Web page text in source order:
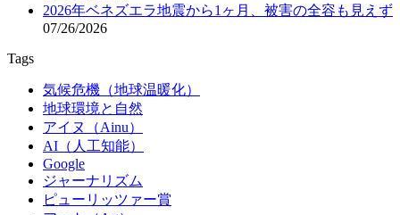
2026年ベネズエラ地震から1ヶ月、被害の全容も見えず
07/26/2026
Tags
気候危機（地球温暖化）
地球環境と自然
アイヌ（Ainu）
AI（人工知能）
Google
ジャーナリズム
ピューリッツァー賞